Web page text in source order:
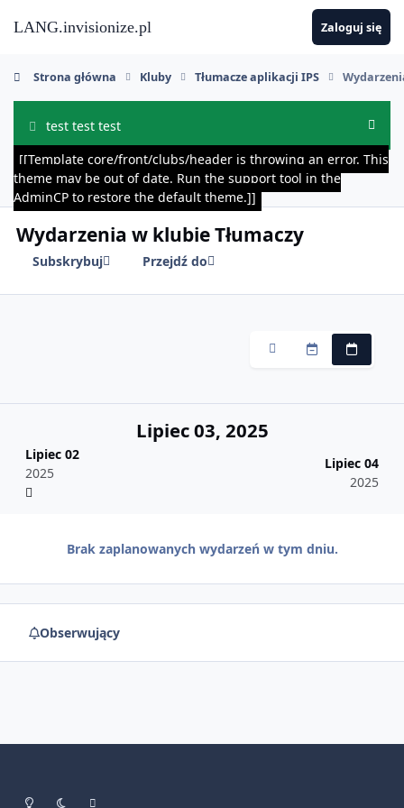
LANG.invisionize.pl Zaloguj się
Strona główna Kluby Tłumacze aplikacji IPS
test test test
Ukryj
[[Template core/front/clubs/header is throwing an error. This
theme may be out of date. Run the support tool in the
AdminCP to restore the default theme.]]
Wydarzenia w klubie Tłumaczy
Subskrybuj Przejdź do
MiesięcznyTygodniowy
Lipiec 02
2025
Lipiec 03, 2025
Lipiec 04
2025
Brak zaplanowanych wydarzeń w tym dniu.
Obserwujący
Tryb jasnyTryb ciemnyPreferencje systemowe